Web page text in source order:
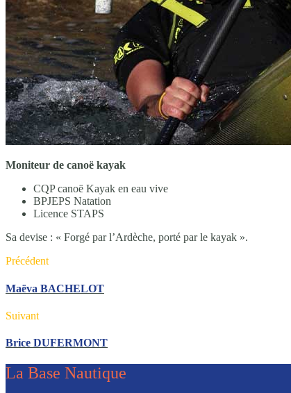
Moniteur de canoë kayak
CQP canoë Kayak en eau vive
BPJEPS Natation
Licence STAPS
Sa devise : « Forgé par l’Ardèche, porté par le kayak ».
Précédent
Maëva BACHELOT
Suivant
Brice DUFERMONT
La Base Nautique